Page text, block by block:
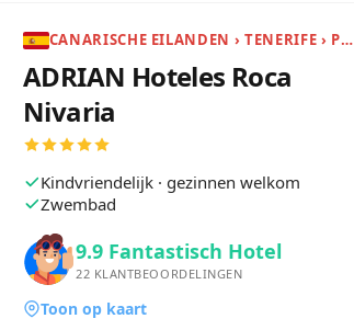
CANARISCHE EILANDEN › TENERIFE › PLAYA PARAÍSO
ADRIAN Hoteles Roca
Nivaria
Kindvriendelijk · gezinnen welkom
Zwembad
9.9 Fantastisch Hotel
22 KLANTBEOORDELINGEN
Toon op kaart